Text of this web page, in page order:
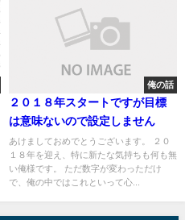
俺の話
２０１８年スタートですが目標
は意味ないので設定しません
あけましておめでとうございます。 ２０
１８年を迎え、特に新たな気持ちも何も無
い俺様です。 ただ数字が変わっただけ
で、俺の中ではこれといって心...